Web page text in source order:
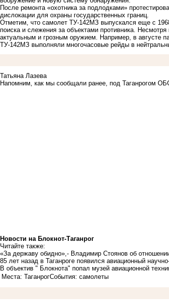
После ремонта «охотника за подлодками»
дислокации для охраны государственных границ.
Отметим, что самолет ТУ-142МЗ выпускался еще с
поиска и слежения за объектами противника.
актуальным и грозным оружием. Например, в августе
ТУ-142МЗ выполняли многочасовые рейды в
Татьяна Лазева
Напомним, как мы сообщали ранее, под Таганрогом
Новости на Блoкнoт-Таганрог
Читайте также:
«За державу обидно»,- Владимир Стоянов об
85 лет назад в Таганроге появился авиационный
В объектив " Блокнота" попал музей авиационной
Места: ТаганрогСобытия: самолеты